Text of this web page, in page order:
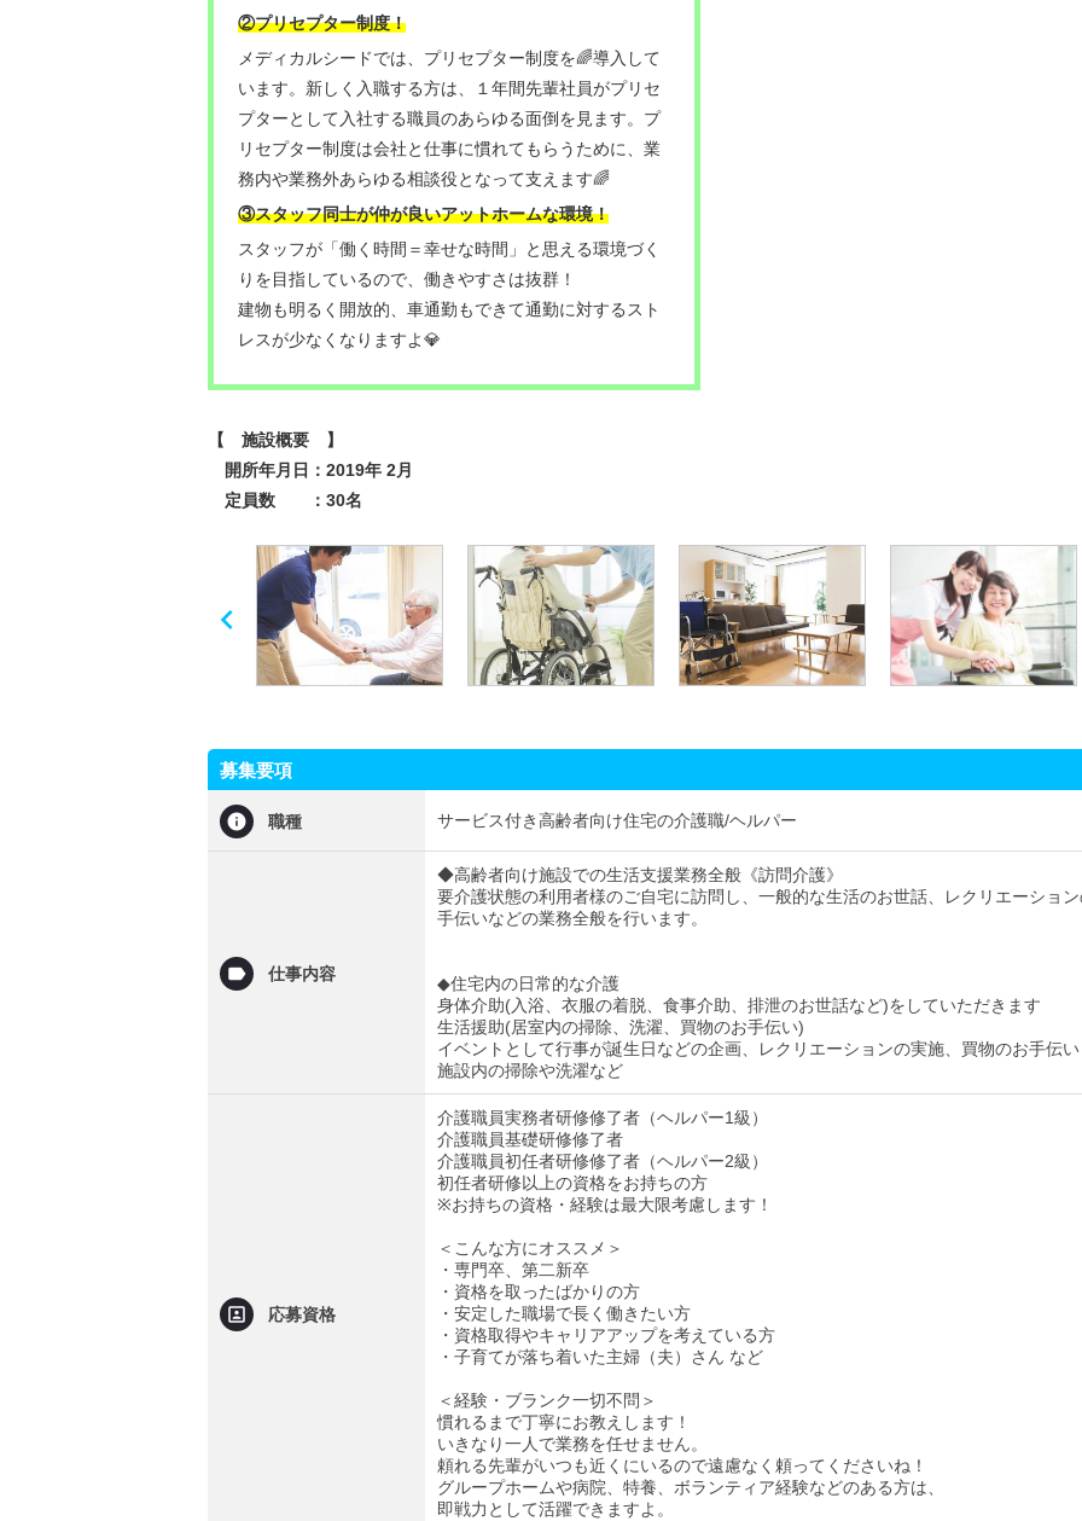
②プリセプター制度！
メディカルシードでは、プリセプター制度を🌈導入して
います。新しく入職する方は、１年間先輩社員がプリセ
プターとして入社する職員のあらゆる面倒を見ます。プ
リセプター制度は会社と仕事に慣れてもらうために、業
務内や業務外あらゆる相談役となって支えます🌈
③スタッフ同士が仲が良いアットホームな環境！
スタッフが「働く時間＝幸せな時間」と思える環境づく
りを目指しているので、働きやすさは抜群！
建物も明るく開放的、車通勤もできて通勤に対するスト
レスが少なくなりますよ💎
【 施設概要 】
開所年月日：2019年 2月
定員数 ：30名

募集要項
職種 サービス付き高齢者向け住宅の介護職/ヘルパー
仕事内容
◆高齢者向け施設での生活支援業務全般《訪問介護》
要介護状態の利用者様のご自宅に訪問し、一般的な生活のお世話、レクリエーショ
手伝いなどの業務全般を行います。
◆住宅内の日常的な介護
身体介助(入浴、衣服の着脱、食事介助、排泄のお世話など)をしていただきます
生活援助(居室内の掃除、洗濯、買物のお手伝い)
イベントとして行事が誕生日などの企画、レクリエーションの実施、買物のお手伝い
施設内の掃除や洗濯など
応募資格
介護職員実務者研修修了者（ヘルパー1級）
介護職員基礎研修修了者
介護職員初任者研修修了者（ヘルパー2級）
初任者研修以上の資格をお持ちの方
※お持ちの資格・経験は最大限考慮します！
＜こんな方にオススメ＞
・専門卒、第二新卒
・資格を取ったばかりの方
・安定した職場で長く働きたい方
・資格取得やキャリアアップを考えている方
・子育てが落ち着いた主婦（夫）さん など
＜経験・ブランク一切不問＞
慣れるまで丁寧にお教えします！
いきなり一人で業務を任せません。
頼れる先輩がいつも近くにいるので遠慮なく頼ってくださいね！
グループホームや病院、特養、ボランティア経験などのある方は、
即戦力として活躍できますよ。